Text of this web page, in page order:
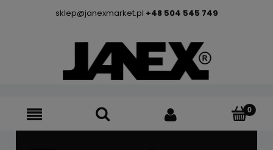
sklep@janexmarket.pl +48 504 545 749